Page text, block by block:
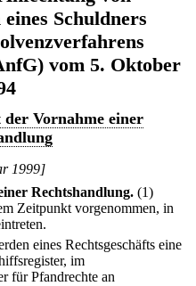
Schuldners
vom 5. Oktober
Vornahme einer
1999]
Rechtshandlung. (1)
Zeitpunkt vorgenommen, in
eines Rechtsgeschäfts eine
im
für Pfandrechte an